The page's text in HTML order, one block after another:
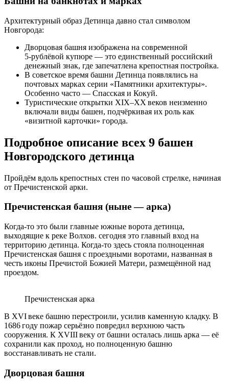
Архитектурный образ Детинца давно стал символом
Новгорода:
Дворцовая башня изображена на современной
5‑рублёвой купюре — это единственный российский
денежный знак, где запечатлена крепостная постройка.
В советское время башни Детинца появлялись на
почтовых марках серии «Памятники архитектуры».
Особенно часто — Спасская и Кокуй.
Туристические открытки XIX–XX веков неизменно
включали виды башен, подчёркивая их роль как
«визитной карточки» города.
Подробное описание всех 9 башен
Новгородского детинца
Пройдём вдоль крепостных стен по часовой стрелке, начиная
от Пречистенской арки.
Пречистенская башня (ныне — арка)
Когда‑то это были главные южные ворота детинца,
выходящие к реке Волхов. сегодня это главный вход на
территорию детинца. Когда‑то здесь стояла полноценная
Пречистенская башня с проездными воротами, названная в
честь иконы Пречистой Божией Матери, размещённой над
проездом.
Пречистенская арка
В XVI веке башню перестроили, усилив каменную кладку. В
1686 году пожар серьёзно повредил верхнюю часть
сооружения. К XVIII веку от башни осталась лишь арка — её
сохранили как проход, но полноценную башню
восстанавливать не стали.
Дворцовая башня